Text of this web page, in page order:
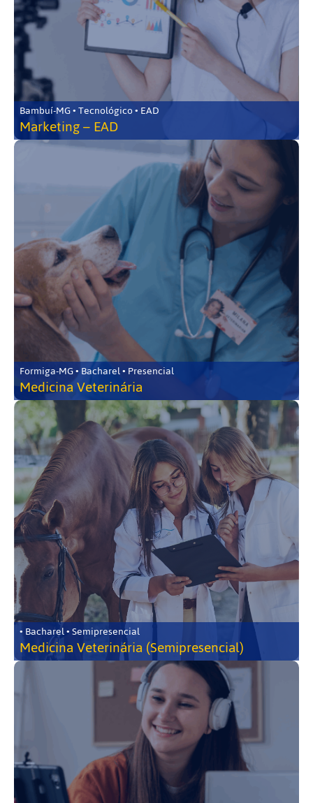
Bambuí-MG • Tecnológico • EAD
Marketing – EAD
Formiga-MG • Bacharel • Presencial
Medicina Veterinária
• Bacharel • Semipresencial
Medicina Veterinária (Semipresencial)